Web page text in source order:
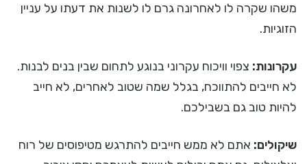
משהו שקרה לו לאחרונה גרם לו לשנות את דעתו על עניין
הזוגיות.
עקרונות: צפוי וויכוח עקרוני בנוגע לתחום שבין בנים לבנות.
לא חייבים להתווכח, בגלל שמה שטוב לאחרים, לא חייב
להיות טוב גם בשבילכם.
שיקולים: אתם לא ממש חייבים להתרגש מטיפוסים של רוח